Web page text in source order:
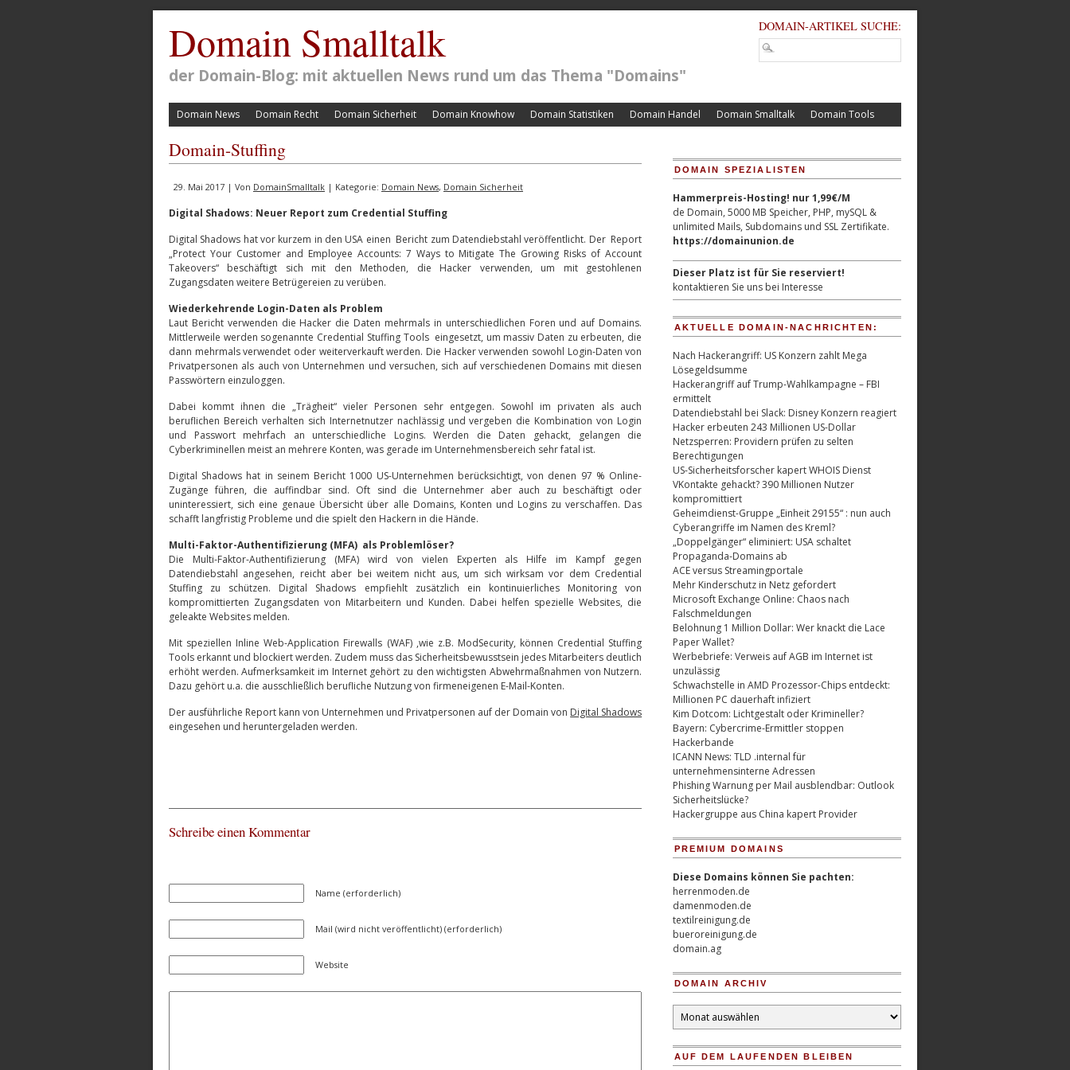
Domain Smalltalk
der Domain-Blog: mit aktuellen News rund um das Thema "Domains"
DOMAIN-ARTIKEL SUCHE:
Domain News Domain Recht Domain Sicherheit Domain Knowhow Domain Statistiken Domain Handel Domain Smalltalk Domain Tools
Domain-Stuffing
29. Mai 2017 | Von DomainSmalltalk | Kategorie: Domain News, Domain Sicherheit
Digital Shadows: Neuer Report zum Credential Stuffing
Digital Shadows hat vor kurzem in den USA einen Bericht zum Datendiebstahl veröffentlicht. Der Report
„Protect Your Customer and Employee Accounts: 7 Ways to Mitigate The Growing Risks of Account
Takeovers“ beschäftigt sich mit den Methoden, die Hacker verwenden, um mit gestohlenen
Zugangsdaten weitere Betrügereien zu verüben.
Wiederkehrende Login-Daten als Problem
Laut Bericht verwenden die Hacker die Daten mehrmals in unterschiedlichen Foren und auf Domains.
Mittlerweile werden sogenannte Credential Stuffing Tools eingesetzt, um massiv Daten zu erbeuten, die
dann mehrmals verwendet oder weiterverkauft werden. Die Hacker verwenden sowohl Login-Daten von
Privatpersonen als auch von Unternehmen und versuchen, sich auf verschiedenen Domains mit diesen
Passwörtern einzuloggen.
Dabei kommt ihnen die „Trägheit“ vieler Personen sehr entgegen. Sowohl im privaten als auch
beruflichen Bereich verhalten sich Internetnutzer nachlässig und vergeben die Kombination von Login
und Passwort mehrfach an unterschiedliche Logins. Werden die Daten gehackt, gelangen die
Cyberkriminellen meist an mehrere Konten, was gerade im Unternehmensbereich sehr fatal ist.
Digital Shadows hat in seinem Bericht 1000 US-Unternehmen berücksichtigt, von denen 97 % Online-
Zugänge führen, die auffindbar sind. Oft sind die Unternehmer aber auch zu beschäftigt oder
uninteressiert, sich eine genaue Übersicht über alle Domains, Konten und Logins zu verschaffen. Das
schafft langfristig Probleme und die spielt den Hackern in die Hände.
Multi-Faktor-Authentifizierung (MFA) als Problemlöser?
Die Multi-Faktor-Authentifizierung (MFA) wird von vielen Experten als Hilfe im Kampf gegen
Datendiebstahl angesehen, reicht aber bei weitem nicht aus, um sich wirksam vor dem Credential
Stuffing zu schützen. Digital Shadows empfiehlt zusätzlich ein kontinuierliches Monitoring von
kompromittierten Zugangsdaten von Mitarbeitern und Kunden. Dabei helfen spezielle Websites, die
geleakte Websites melden.
Mit speziellen Inline Web-Application Firewalls (WAF) ,wie z.B. ModSecurity, können Credential Stuffing
Tools erkannt und blockiert werden. Zudem muss das Sicherheitsbewusstsein jedes Mitarbeiters deutlich
erhöht werden. Aufmerksamkeit im Internet gehört zu den wichtigsten Abwehrmaßnahmen von Nutzern.
Dazu gehört u.a. die ausschließlich berufliche Nutzung von firmeneigenen E-Mail-Konten.
Der ausführliche Report kann von Unternehmen und Privatpersonen auf der Domain von Digital Shadows
eingesehen und heruntergeladen werden.
Schreibe einen Kommentar
Name (erforderlich)
Mail (wird nicht veröffentlicht) (erforderlich)
Website
DOMAIN SPEZIALISTEN
Hammerpreis-Hosting! nur 1,99€/M
de Domain, 5000 MB Speicher, PHP, mySQL &
unlimited Mails, Subdomains und SSL Zertifikate.
https://domainunion.de
Dieser Platz ist für Sie reserviert!
kontaktieren Sie uns bei Interesse
AKTUELLE DOMAIN-NACHRICHTEN:
Nach Hackerangriff: US Konzern zahlt Mega
Lösegeldsumme
Hackerangriff auf Trump-Wahlkampagne – FBI
ermittelt
Datendiebstahl bei Slack: Disney Konzern reagiert
Hacker erbeuten 243 Millionen US-Dollar
Netzsperren: Providern prüfen zu selten
Berechtigungen
US-Sicherheitsforscher kapert WHOIS Dienst
VKontakte gehackt? 390 Millionen Nutzer
kompromittiert
Geheimdienst-Gruppe „Einheit 29155“ : nun auch
Cyberangriffe im Namen des Kreml?
„Doppelgänger“ eliminiert: USA schaltet
Propaganda-Domains ab
ACE versus Streamingportale
Mehr Kinderschutz in Netz gefordert
Microsoft Exchange Online: Chaos nach
Falschmeldungen
Belohnung 1 Million Dollar: Wer knackt die Lace
Paper Wallet?
Werbebriefe: Verweis auf AGB im Internet ist
unzulässig
Schwachstelle in AMD Prozessor-Chips entdeckt:
Millionen PC dauerhaft infiziert
Kim Dotcom: Lichtgestalt oder Krimineller?
Bayern: Cybercrime-Ermittler stoppen
Hackerbande
ICANN News: TLD .internal für
unternehmensinterne Adressen
Phishing Warnung per Mail ausblendbar: Outlook
Sicherheitslücke?
Hackergruppe aus China kapert Provider
PREMIUM DOMAINS
Diese Domains können Sie pachten:
herrenmoden.de
damenmoden.de
textilreinigung.de
bueroreinigung.de
domain.ag
DOMAIN ARCHIV
Domain
Archiv
AUF DEM LAUFENDEN BLEIBEN